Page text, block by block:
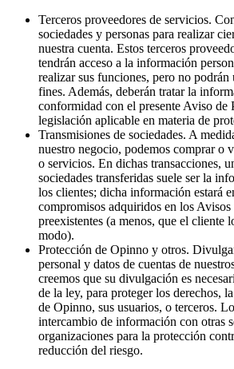
Terceros proveedores de servicios.
sociedades y personas para realizar
nuestra cuenta. Estos terceros
tendrán acceso a la información
realizar sus funciones, pero no
fines. Además, deberán tratar la
conformidad con el presente Aviso de
legislación aplicable en materia de
Transmisiones de sociedades. A
nuestro negocio, podemos comprar o
o servicios. En dichas transacciones,
sociedades transferidas suele ser la
los clientes; dicha información estará
compromisos adquiridos en los
preexistentes (a menos, que el cliente
modo).
Protección de Opinno y otros.
personal y datos de cuentas de
creemos que su divulgación es
de la ley, para proteger los derechos,
de Opinno, sus usuarios, o terceros.
intercambio de información con otras
organizaciones para la protección
reducción del riesgo.